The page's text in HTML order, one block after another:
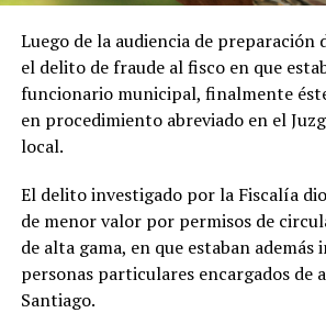
Luego de la audiencia de preparación
el delito de fraude al fisco en que
funcionario municipal, finalmente
en procedimiento abreviado en el
local.
El delito investigado por la Fiscalía
de menor valor por permisos de
de alta gama, en que estaban además
personas particulares encargados de
Santiago.